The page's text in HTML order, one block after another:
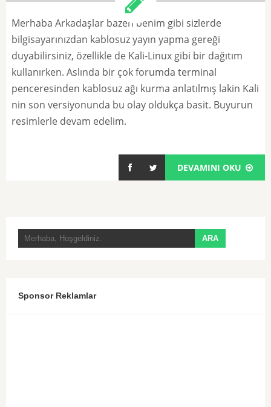
Merhaba Arkadaşlar bazen benim gibi sizlerde
bilgisayarınızdan kablosuz yayın yapma gereği
duyabilirsiniz, özellikle de Kali-Linux gibi bir dağıtım
kullanırken. Aslında bir çok forumda terminal
penceresinden kablosuz ağı kurma anlatılmış lakin Kali
nin son versiyonunda bu olay oldukça basit. Buyurun
resimlerle devam edelim.
DEVAMINI OKU
Sponsor Reklamlar